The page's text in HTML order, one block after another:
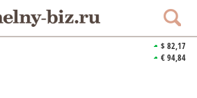
$ 82,17
€ 94,84